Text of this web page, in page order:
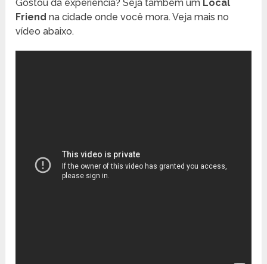
Gostou da experiência? Seja também um Local
Friend na cidade onde você mora. Veja mais no
vídeo abaixo.